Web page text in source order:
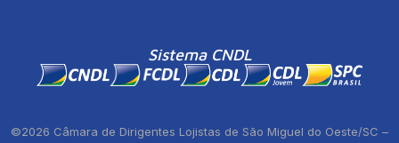
Sistema CNDL
©2026 Câmara de Dirigentes Lojistas de São Miguel do Oeste/SC –